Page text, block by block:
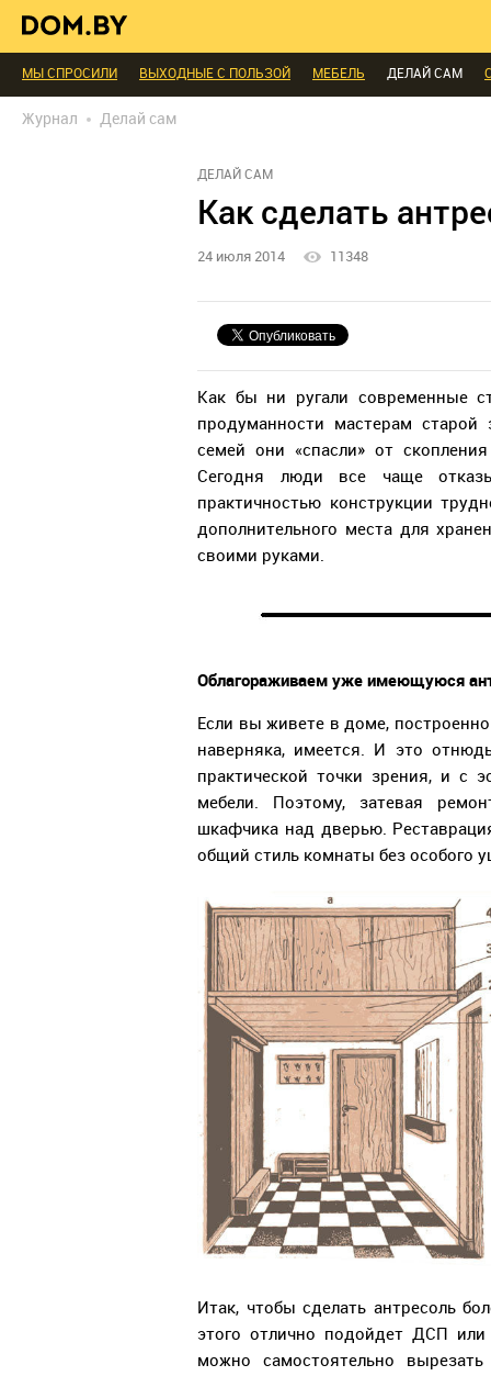
В ГОСТЯХ ДИАЛОГ
МЫ СПРОСИЛИ
ВЫХОДНЫЕ С ПОЛЬЗОЙ МЕБЕЛЬ ДЕЛАЙ САМ
РЕДАКЦИЯ
Журнал Делай сам
ДЕЛАЙ САМ
Как сделать
24 июля 2014 11348
Как бы ни ругали современные
продуманности мастерам старой
семей они «спасли» от
Сегодня люди все чаще
практичностью конструкции
дополнительного места для
своими руками.
Облагораживаем уже имеющуюся
Если вы живете в доме,
наверняка, имеется. И это
практической точки зрения, и с
мебели. Поэтому, затевая
шкафчика над дверью.
общий стиль комнаты без особого
Итак, чтобы сделать антресоль
этого отлично подойдет ДСП
можно самостоятельно